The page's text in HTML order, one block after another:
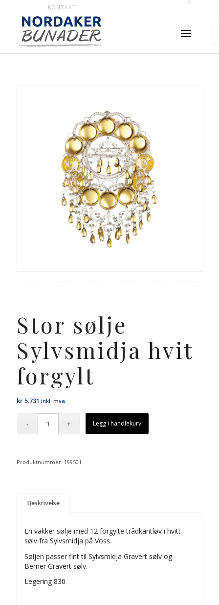
KONTAKT
Stor sølje
Sylvsmidja hvit
forgylt
kr5.731 inkl. mva.
Legg i handlekurv
Produktnummer: 199501
Beskrivelse
En vakker sølje med 12 forgylte trådkantløv i hvitt
sølv fra Sylvsmidja på Voss.
Søljen passer fint til Sylvsmidja Gravert sølv og
Berner Gravert sølv.
Legering 830